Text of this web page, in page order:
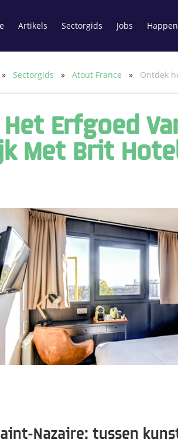
Artikels Sectorgids Jobs
» Sectorgids » Atout France » Ontdek
Erfgoed
Met Brit
Nazaire: tussen